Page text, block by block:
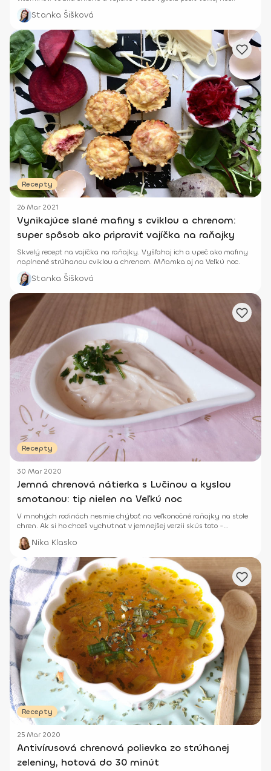
Stanka Šišková
Recepty
26 Mar 2021
Vynikajúce slané mafiny s cviklou a chrenom:
super spôsob ako pripraviť vajíčka na raňajky
Skvelý recept na vajíčka na raňajky. Vyšľahaj ich a upeč ako mafiny
naplnené strúhanou cviklou a chrenom. Mňamka aj na Veľkú noc.
Stanka Šišková
Recepty
30 Mar 2020
Jemná chrenová nátierka s Lučinou a kyslou
smotanou: tip nielen na Veľkú noc
V mnohých rodinách nesmie chýbať na veľkonočné raňajky na stole
chren. Ak si ho chceš vychutnať v jemnejšej verzii skús toto -
chrenová nátierka s lučinou.
Nika Klasko
Recepty
25 Mar 2020
Antivírusová chrenová polievka zo strúhanej
zeleniny, hotová do 30 minút